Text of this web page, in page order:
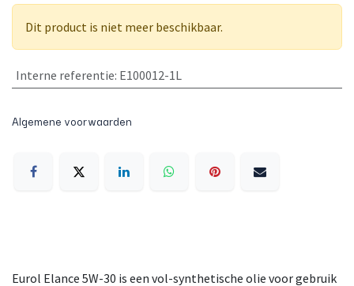
Dit product is niet meer beschikbaar.
Interne referentie: E100012-1L
Algemene voorwaarden
Eurol Elance 5W-30 is een vol-synthetische olie voor gebruik